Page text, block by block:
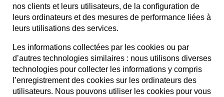
nos clients et leurs utilisateurs, de la configuration de
leurs ordinateurs et des mesures de performance liées à
leurs utilisations des services.
Les informations collectées par les cookies ou par
d’autres technologies similaires : nous utilisons diverses
technologies pour collecter les informations y compris
l’enregistrement des cookies sur les ordinateurs des
utilisateurs. Nous pouvons utiliser les cookies pour vous